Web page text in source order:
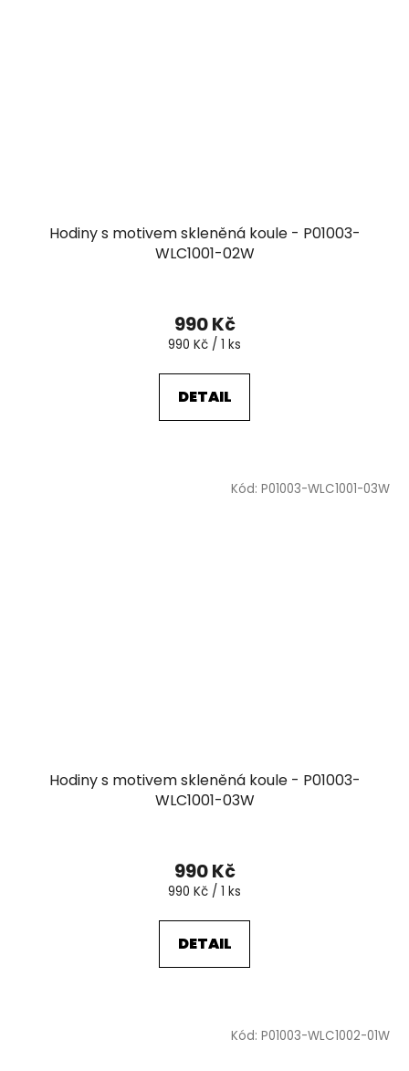
Hodiny s motivem skleněná koule - P01003-
WLC1001-02W
990 Kč
Měrná
990 Kč / 1 ks
DETAIL
Hodiny s motivem skleněná koule - P01003-
WLC1001-03W
990 Kč
Měrná
990 Kč / 1 ks
DETAIL
Kód: P01003-WLC1001-03W
Kód: P01003-WLC1002-01W